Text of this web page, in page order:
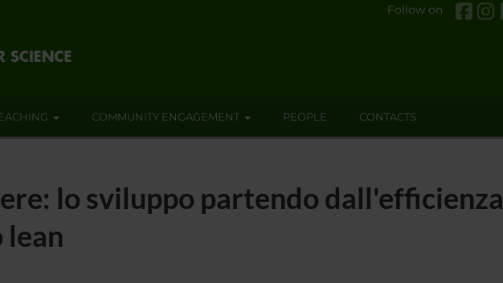
Follow on
COMMUNITY ENGAGEMENT PEOPLE CONTACTS
lo sviluppo partendo dall'efficienza